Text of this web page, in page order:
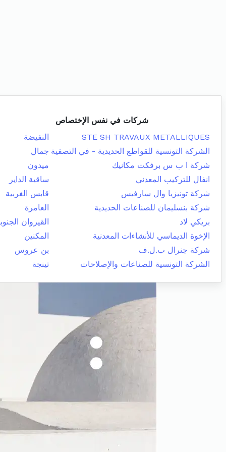
شركات في نفس الإختصاص
STE SH TRAVAUX METALLIQUES
النفيضة
الشركة التونسية للقواطع الحديدية - في التصفية جمال
شركة ا ب س برفكت مكانيك
ميدون
انفال للتركيب المعدني
ساقية الداير
شركة تونيزيا وال سارفيس
قابس الغربية
شركة بنسليمان للصناعات الحديدية
العامرة
بريكي لاد
القيروان
الإخوة الديماسي للأنشاءات المعدنية
المكنين
شركة جنرال ب.ل.ف
بن عروس
الشركة التونسية للصناعات والإصلاحات
تينجة